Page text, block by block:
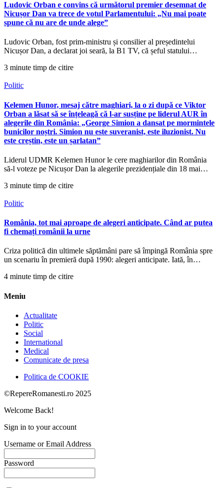
Ludovic Orban e convins că următorul premier desemnat de
Nicușor Dan va trece de votul Parlamentului: „Nu mai poate
spune că nu are de unde alege”
Ludovic Orban, fost prim-ministru și consilier al președintelui
Nicușor Dan, a declarat joi seară, la B1 TV, că șeful statului…
3 minute timp de citire
Politic
Kelemen Hunor, mesaj către maghiari, la o zi după ce Viktor
Orban a lăsat să se înțeleagă că l-ar susține pe liderul AUR în
alegerile din România: „George Simion a dansat pe mormintele
bunicilor noștri. Simion nu este suveranist, este iluzionist. Nu
este creștin, este un șarlatan”
Liderul UDMR Kelemen Hunor le cere maghiarilor din România
să-l voteze pe Nicușor Dan la alegerile prezidențiale din 18 mai…
3 minute timp de citire
Politic
România, tot mai aproape de alegeri anticipate. Când ar putea
fi chemați românii la urne
Criza politică din ultimele săptămâni pare să împingă România spre
un scenariu în premieră după 1990: alegeri anticipate. Iată, în…
4 minute timp de citire
Meniu
Actualitate
Politic
Social
International
Medical
Comunicate de presa
Politica de COOKIE
©RepereRomanesti.ro 2025
Welcome Back!
Sign in to your account
Username or Email Address
Password